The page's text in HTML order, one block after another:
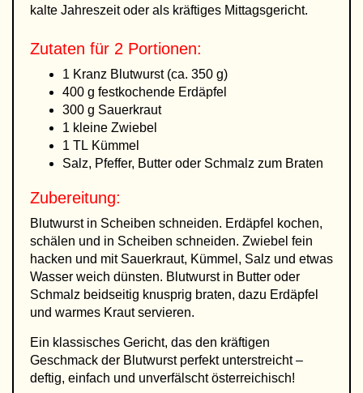
kalte Jahreszeit oder als kräftiges Mittagsgericht.
Zutaten für 2 Portionen:
1 Kranz Blutwurst (ca. 350 g)
400 g festkochende Erdäpfel
300 g Sauerkraut
1 kleine Zwiebel
1 TL Kümmel
Salz, Pfeffer, Butter oder Schmalz zum Braten
Zubereitung:
Blutwurst in Scheiben schneiden. Erdäpfel kochen,
schälen und in Scheiben schneiden. Zwiebel fein
hacken und mit Sauerkraut, Kümmel, Salz und etwas
Wasser weich dünsten. Blutwurst in Butter oder
Schmalz beidseitig knusprig braten, dazu Erdäpfel
und warmes Kraut servieren.
Ein klassisches Gericht, das den kräftigen
Geschmack der Blutwurst perfekt unterstreicht –
deftig, einfach und unverfälscht österreichisch!